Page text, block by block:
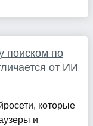
поиском по
от ИИ
которые
и